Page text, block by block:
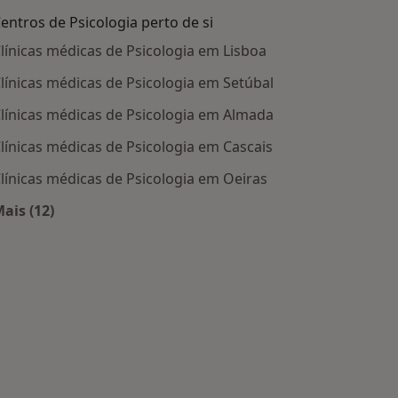
de Psicologia perto de si
médicas de Psicologia em Lisboa
médicas de Psicologia em Setúbal
médicas de Psicologia em Almada
médicas de Psicologia em Cascais
médicas de Psicologia em Oeiras
(12)